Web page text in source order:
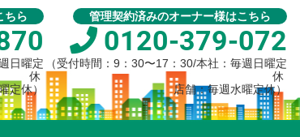
ちら
日曜定
休
定休）
管理契約済みのオーナー様はこちら
0120-379-072
（受付時間：9：30〜17：30/本社：毎週日曜定
休
店舗：毎週水曜定休）